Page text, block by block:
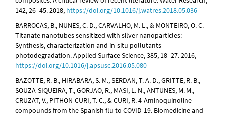
142, 26–45. 2018, https://doi.org/10.1016/j.watres.2018.05.036
BARROCAS, B., NUNES, C. D., CARVALHO, M. L., & MONTEIRO, O. C.
Titanate nanotubes sensitized with silver nanoparticles:
Synthesis, characterization and in-situ pollutants
photodegradation. Applied Surface Science, 385, 18–27. 2016,
https://doi.org/10.1016/j.apsusc.2016.05.080
BAZOTTE, R. B., HIRABARA, S. M., SERDAN, T. A. D., GRITTE, R. B.,
SOUZA-SIQUEIRA, T., GORJAO, R., MASI, L. N., ANTUNES, M. M.,
CRUZAT, V., PITHON-CURI, T. C., & CURI, R. 4-Aminoquinoline
compounds from the Spanish flu to COVID-19. Biomedicine and